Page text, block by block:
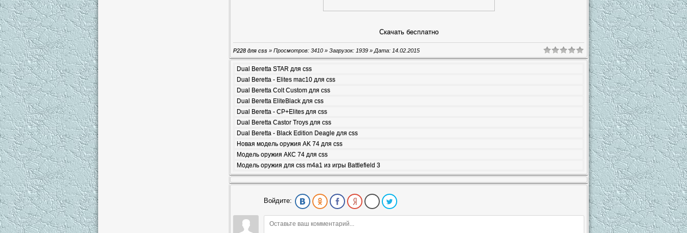
Скачать бесплатно
P228 для css » Просмотров: 3410 » Загрузок: 1939 » Дата: 14.02.2015
Dual Beretta STAR для css
Dual Beretta - Elites mac10 для css
Dual Beretta Colt Custom для css
Dual Beretta EliteBlack для css
Dual Beretta - CP+Elites для css
Dual Beretta Castor Troys для css
Dual Beretta - Black Edition Deagle для css
Новая модель оружия AK 74 для css
Модель оружия АКС 74 для css
Модель оружия для css m4a1 из игры Battlefield 3
Войдите: